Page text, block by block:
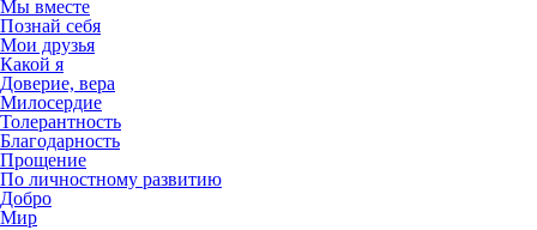
Мы вместе
Познай себя
Мои друзья
Какой я
Доверие, вера
Милосердие
Толерантность
Благодарность
Прощение
По личностному развитию
Добро
Мир